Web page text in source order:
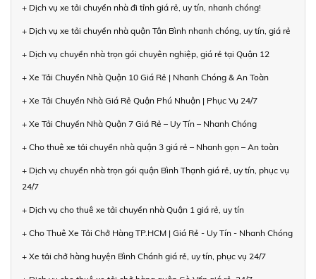
+ Dịch vụ xe tải chuyển nhà đi tỉnh giá rẻ, uy tín, nhanh chóng!
+ Dịch vụ xe tải chuyển nhà quận Tân Bình nhanh chóng, uy tín, giá rẻ
+ Dịch vụ chuyển nhà trọn gói chuyên nghiệp, giá rẻ tại Quận 12
+ Xe Tải Chuyển Nhà Quận 10 Giá Rẻ | Nhanh Chóng & An Toàn
+ Xe Tải Chuyển Nhà Giá Rẻ Quận Phú Nhuận | Phục Vụ 24/7
+ Xe Tải Chuyển Nhà Quận 7 Giá Rẻ – Uy Tín – Nhanh Chóng
+ Cho thuê xe tải chuyển nhà quận 3 giá rẻ – Nhanh gọn – An toàn
+ Dịch vụ chuyển nhà trọn gói quận Bình Thạnh giá rẻ, uy tín, phục vụ
24/7
+ Dịch vụ cho thuê xe tải chuyển nhà Quận 1 giá rẻ, uy tín
+ Cho Thuê Xe Tải Chở Hàng TP.HCM | Giá Rẻ - Uy Tín - Nhanh Chóng
+ Xe tải chở hàng huyện Bình Chánh giá rẻ, uy tín, phục vụ 24/7